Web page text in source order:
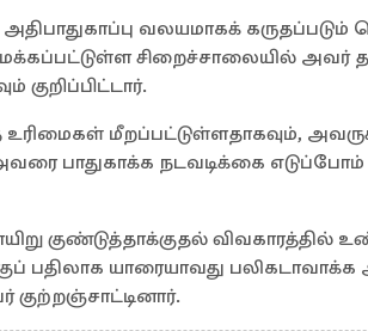
வலயமாகக் கருதப்படும்
சிறைச்சாலையில் அவர்
குறிப்பிட்டார்.
மீறப்பட்டுள்ளதாகவும்,
பாதுகாக்க நடவடிக்கை
குண்டுத்தாக்குதல்
பதிலாக யாரையாவது பலிகடாவாக்க
குற்றஞ்சாட்டினார்.